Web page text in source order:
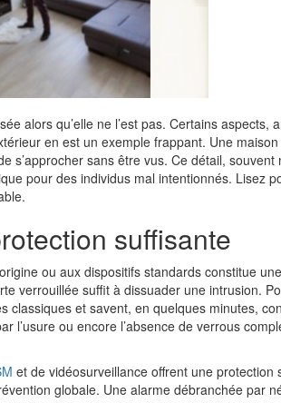
alors qu’elle ne l’est pas. Certains aspects,
en est un exemple frappant. Une
s’approcher sans être vus. Ce détail,
pour des individus mal intentionnés. Lisez
suffisante
ou aux dispositifs standards constitue
verrouillée suffit à dissuader une intrusion.
classiques et savent, en quelques minutes,
l’usure ou encore l’absence de verrous
et de vidéosurveillance offrent une protection
globale. Une alarme débranchée par